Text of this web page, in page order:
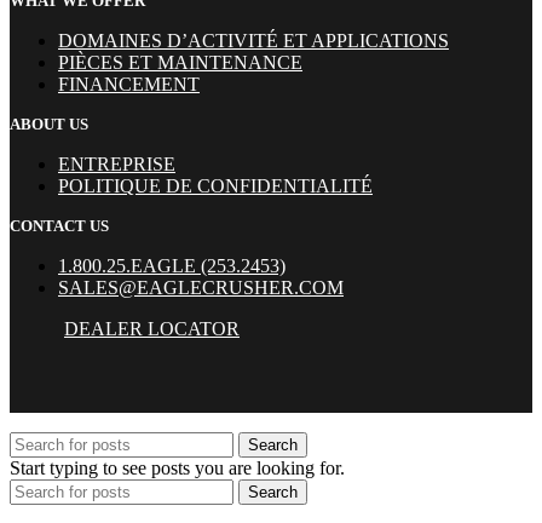
DOMAINES D’ACTIVITÉ ET APPLICATIONS
PIÈCES ET MAINTENANCE
FINANCEMENT
ABOUT US
ENTREPRISE
POLITIQUE DE CONFIDENTIALITÉ
CONTACT US
1.800.25.EAGLE (253.2453)
SALES@EAGLECRUSHER.COM
DEALER LOCATOR
Search
Start typing to see posts you are looking for.
Search